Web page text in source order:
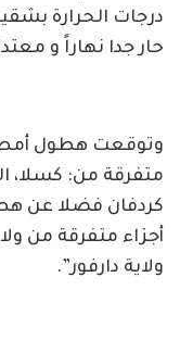
درجات الحرارة
حار جدا نهاراً و
وتوقعت هطول
متفرقة من: كسلا،
كردفان فضلا عن
أجزاء متفرقة من
ولاية دارفور”.